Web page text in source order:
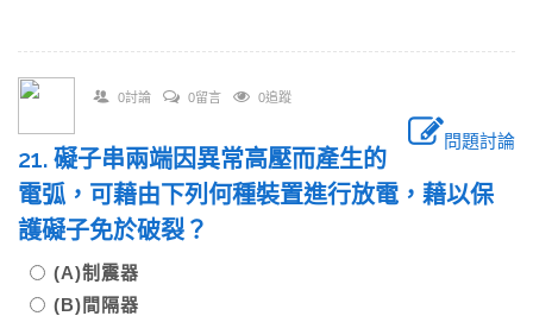
0討論 0留言 0追蹤
問題討論
21. 礙子串兩端因異常高壓而產生的
電弧，可藉由下列何種裝置進行放電，藉以保
護礙子免於破裂？
(A)制震器
(B)間隔器